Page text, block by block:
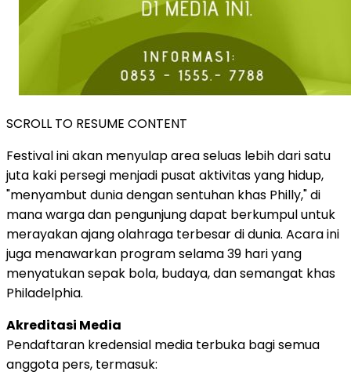
SCROLL TO RESUME CONTENT
Festival ini akan menyulap area seluas lebih dari satu
juta kaki persegi menjadi pusat aktivitas yang hidup,
"menyambut dunia dengan sentuhan khas Philly," di
mana warga dan pengunjung dapat berkumpul untuk
merayakan ajang olahraga terbesar di dunia. Acara ini
juga menawarkan program selama 39 hari yang
menyatukan sepak bola, budaya, dan semangat khas
Philadelphia.
Akreditasi Media
Pendaftaran kredensial media terbuka bagi semua
anggota pers, termasuk: